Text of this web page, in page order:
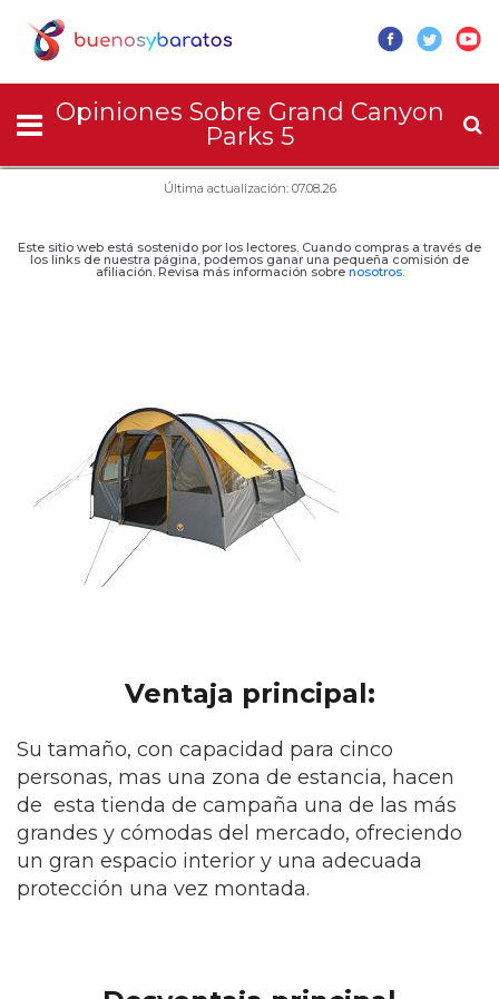
Opiniones Sobre Grand Canyon
Parks 5
Última actualización: 07.08.26
Este sitio web está sostenido por los lectores. Cuando compras a través de
los links de nuestra página, podemos ganar una pequeña comisión de
afiliación. Revisa más información sobre nosotros.
Ventaja principal:
Su tamaño, con capacidad para cinco
personas, mas una zona de estancia, hacen
de esta tienda de campaña una de las más
grandes y cómodas del mercado, ofreciendo
un gran espacio interior y una adecuada
protección una vez montada.